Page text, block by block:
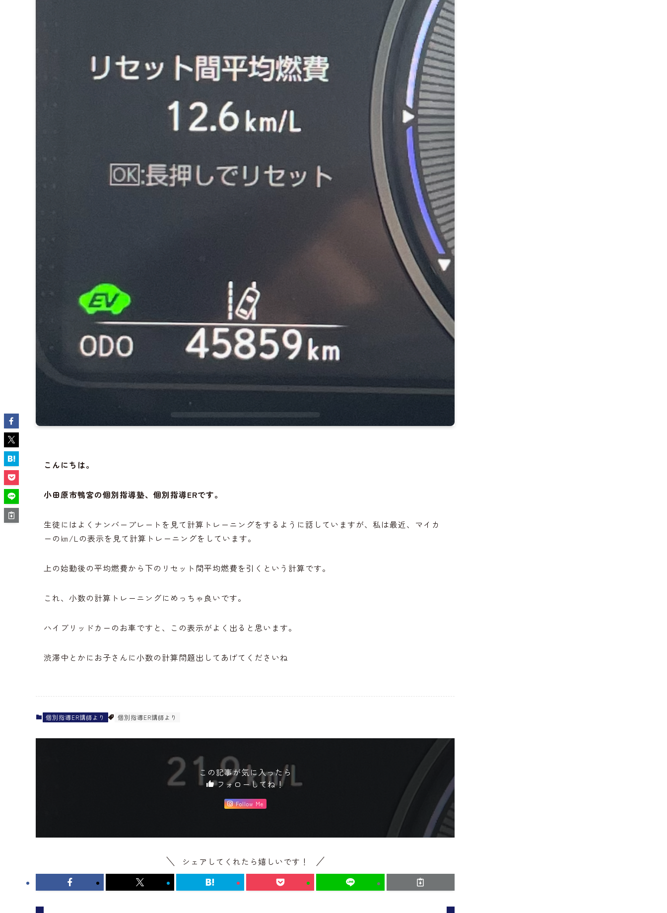
こんにちは。
小田原市鴨宮の個別指導塾、個別指導ERです。
生徒にはよくナンバープレートを見て計算トレーニングをするように話していますが、私は最近、マイカ
ーの㎞/Lの表示を見て計算トレーニングをしています。
上の始動後の平均燃費から下のリセット間平均燃費を引くという計算です。
これ、小数の計算トレーニングにめっちゃ良いです。
ハイブリッドカーのお車ですと、この表示がよく出ると思います。
渋滞中とかにお子さんに小数の計算問題出してあげてくださいね
個別指導ER講師より 個別指導ER講師より
この記事が気に入ったら
フォローしてね！
Follow Me
シェアしてくれたら嬉しいです！